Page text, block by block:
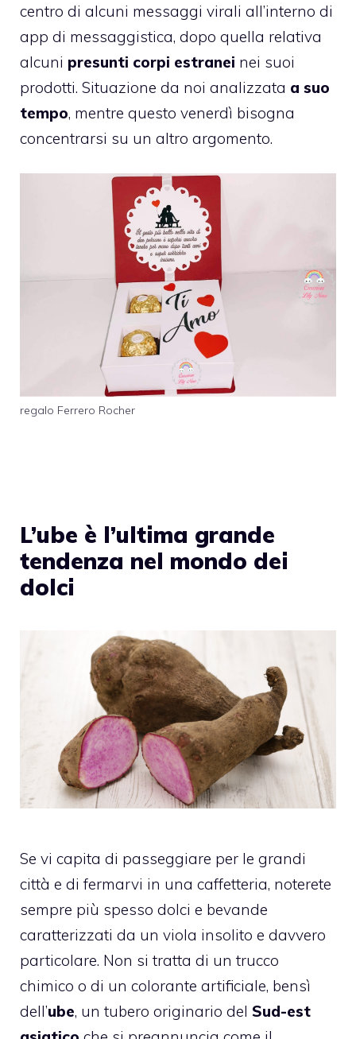
centro di alcuni messaggi virali all’interno di
app di messaggistica, dopo quella relativa
alcuni presunti corpi estranei nei suoi
prodotti. Situazione da noi analizzata a suo
tempo, mentre questo venerdì bisogna
concentrarsi su un altro argomento.
regalo Ferrero Rocher
L’ube è l’ultima grande
tendenza nel mondo dei
dolci
Se vi capita di passeggiare per le grandi
città e di fermarvi in una caffetteria, noterete
sempre più spesso dolci e bevande
caratterizzati da un viola insolito e davvero
particolare. Non si tratta di un trucco
chimico o di un colorante artificiale, bensì
dell’ube, un tubero originario del Sud-est